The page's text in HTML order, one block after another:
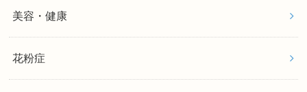
美容・健康
花粉症